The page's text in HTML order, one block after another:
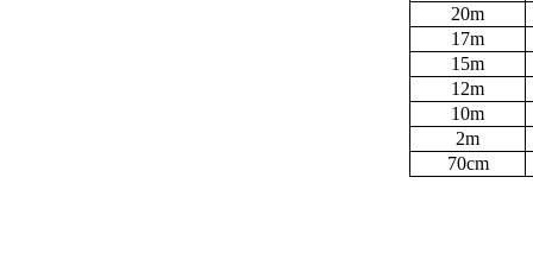
20m
17m
15m
12m
10m
2m
70cm